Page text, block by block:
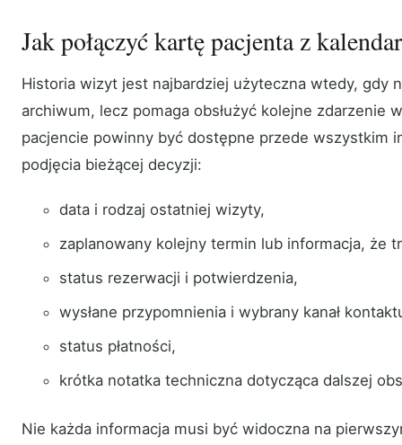
Jak połączyć kartę pacjenta z
Historia wizyt jest najbardziej użyteczna wtedy, gdy
archiwum, lecz pomaga obsłużyć kolejne zdarzenie
pacjencie powinny być dostępne przede wszystkim
podjęcia bieżącej decyzji:
data i rodzaj ostatniej wizyty,
zaplanowany kolejny termin lub informacja, że
status rezerwacji i potwierdzenia,
wysłane przypomnienia i wybrany kanał
status płatności,
krótka notatka techniczna dotycząca dalszej
Nie każda informacja musi być widoczna na